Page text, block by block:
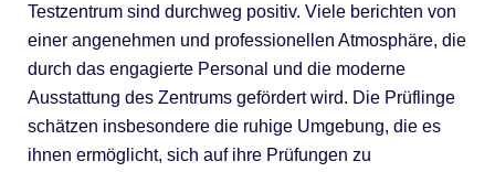
Testzentrum sind durchweg positiv. Viele berichten von
einer angenehmen und professionellen Atmosphäre, die
durch das engagierte Personal und die moderne
Ausstattung des Zentrums gefördert wird. Die Prüflinge
schätzen insbesondere die ruhige Umgebung, die es
ihnen ermöglicht, sich auf ihre Prüfungen zu